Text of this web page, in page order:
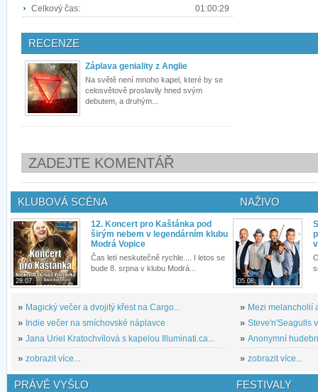
Celkový čas:
01:00:29
RECENZE
Záplava geniality z Anglie
Na světě není mnoho kapel, které by se
celosvětově proslavily hned svým
debutem, a druhým...
ZADEJTE KOMENTÁŘ
KLUBOVÁ SCÉNA
28.07.
12. Koncert pro Kaštánka pod
širým nebem v legendárním klubu
Modrá Vopice
Čas letí neskutečně rychle.... I letos se
bude 8. srpna v klubu Modrá...
» Magický večer a dvojitý křest na Cargo...
» Indie večer na smíchovské náplavce
» Jana Uriel Kratochvílová s kapelou Illuminati.ca...
» zobrazit více...
NAŽIVO
05.08.
» Mezi melancholií
» Steve'n'Seagulls
» Anonymní
» zobrazit více...
PRÁVĚ VYŠLO FESTIVALY